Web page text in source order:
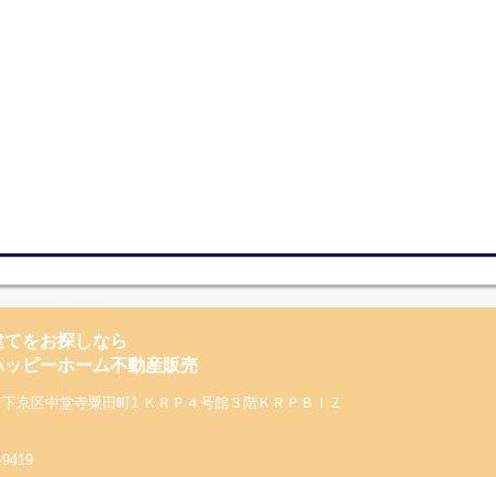
をお探しなら
ピーホーム不動産販売
京区中堂寺粟田町1 ＫＲＰ４号館３階ＫＲＰＢＩＺ